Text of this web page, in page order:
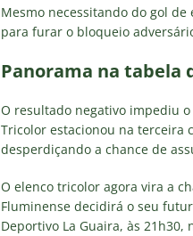
Mesmo necessitando do gol
para furar o bloqueio
Panorama na tabela
O resultado negativo impediu
Tricolor estacionou na terceira
desperdiçando a chance de
O elenco tricolor agora vira a
Fluminense decidirá o seu
Deportivo La Guaira, às 21h30,